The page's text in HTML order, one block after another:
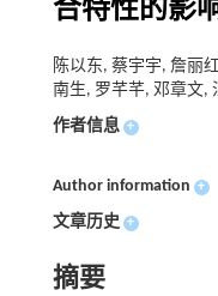
合特性的影
陈以东, 蔡宇宇, 詹丽
南生, 罗芊芊, 邓章文,
作者信息 +
Author information +
文章历史 +
摘要